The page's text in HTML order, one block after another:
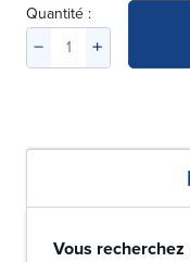
Quantité :
Vous